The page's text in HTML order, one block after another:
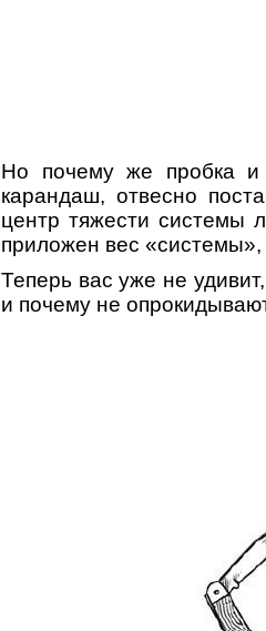
Но почему же пробка
карандаш, отвесно
центр тяжести системы
приложен вес
Теперь вас уже не
и почему не